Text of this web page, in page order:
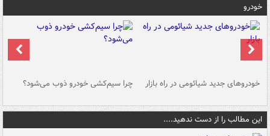
خودرو
خودروهای جدید شیائومی در راه بازار چرا سیم‌کشی خودرو ذوب می‌شود؟
این مطالب را از دست ندهید....